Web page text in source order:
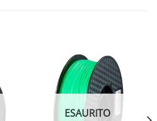
ESAURITO